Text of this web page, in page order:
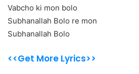
Vabcho ki mon bolo
Subhanallah Bolo re mon
Subhanallah Bolo
<<Get More Lyrics>>